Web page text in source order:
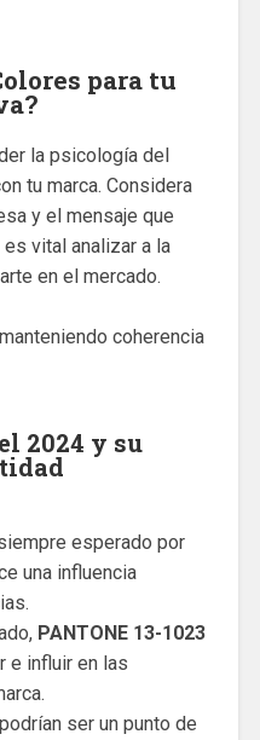
para tu
la psicología del
tu marca. Considera
y el mensaje que
vital analizar a la
en el mercado.
coherencia
2024 y su
esperado por
una influencia
PANTONE 13-1023
e influir en las
ser un punto de